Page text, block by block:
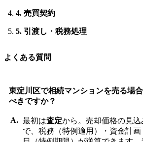
4. 売買契約
5. 引渡し・税務処理
よくある質問
東淀川区で相続マンションを売る場
べきですか？
最初は査定から。売却価格の見込
で、税務（特例適用）・資金計